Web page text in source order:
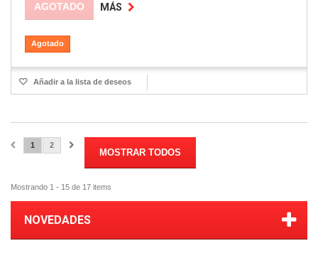
AGOTADO MÁS
Agotado
Añadir a la lista de deseos
MOSTRAR TODOS
1 2
Mostrando 1 - 15 de 17 items
NOVEDADES